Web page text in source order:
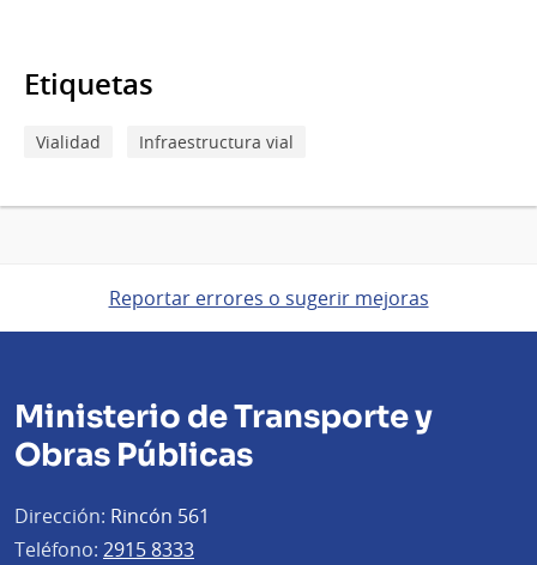
Etiquetas
Vialidad Infraestructura vial
Reportar errores o sugerir mejoras
Ministerio de Transporte y
Obras Públicas
Dirección: Rincón 561
Teléfono: 2915 8333